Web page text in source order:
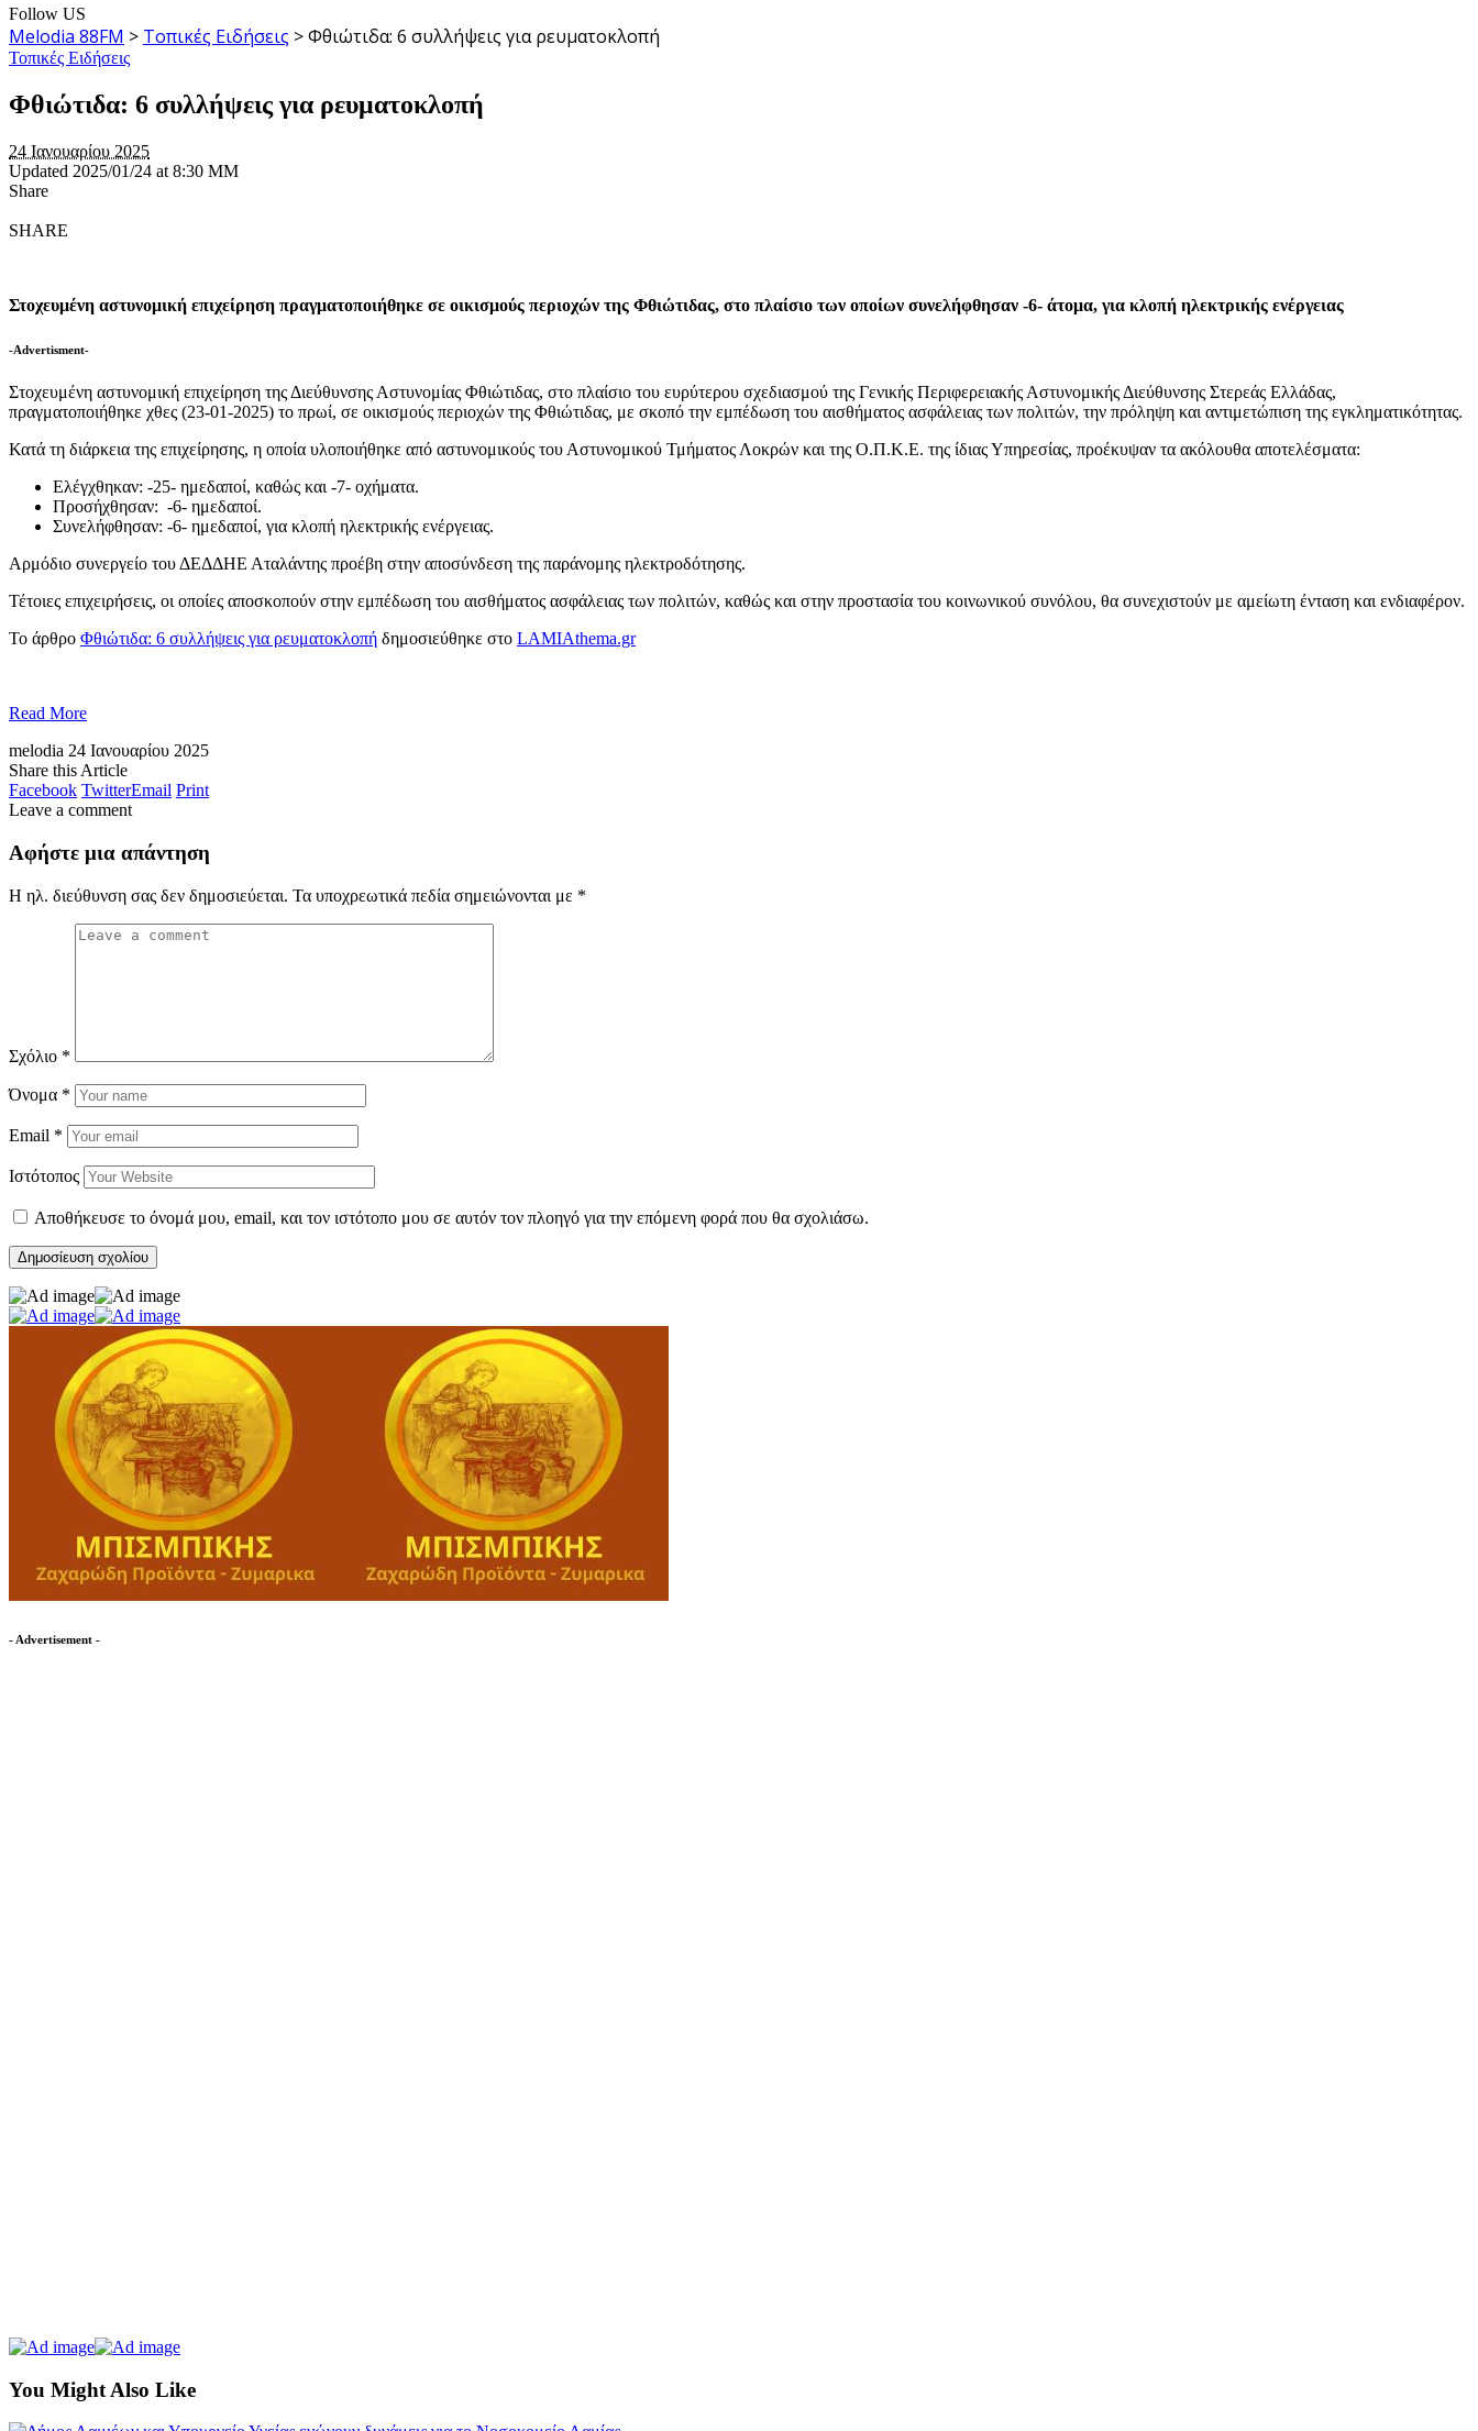
Follow US
Melodia 88FM > Τοπικές Ειδήσεις >Φθιώτιδα: 6 συλλήψεις για ρευματοκλοπή
Τοπικές Ειδήσεις
Φθιώτιδα: 6 συλλήψεις για ρευματοκλοπή
24 Ιανουαρίου 2025
Updated 2025/01/24 at 8:30 ΜΜ
Share
SHARE
Στοχευμένη αστυνομική επιχείρηση πραγματοποιήθηκε σε οικισμούς περιοχών της Φθιώτιδας, στο πλαίσιο των οποίων συνελήφθησαν -6- άτομα, για κλοπή ηλεκτρικής ενέργειας
-Advertisment-
Στοχευμένη αστυνομική επιχείρηση της Διεύθυνσης Αστυνομίας Φθιώτιδας, στο πλαίσιο του ευρύτερου σχεδιασμού της Γενικής Περιφερειακής Αστυνομικής Διεύθυνσης Στερεάς Ελλάδας,
πραγματοποιήθηκε χθες (23-01-2025) το πρωί, σε οικισμούς περιοχών της Φθιώτιδας, με σκοπό την εμπέδωση του αισθήματος ασφάλειας των πολιτών, την πρόληψη και αντιμετώπιση της εγκληματικότητας.
Κατά τη διάρκεια της επιχείρησης, η οποία υλοποιήθηκε από αστυνομικούς του Αστυνομικού Τμήματος Λοκρών και της Ο.Π.Κ.Ε. της ίδιας Υπηρεσίας, προέκυψαν τα ακόλουθα αποτελέσματα:
Ελέγχθηκαν: -25- ημεδαποί, καθώς και -7- οχήματα.
Προσήχθησαν: -6- ημεδαποί.
Συνελήφθησαν: -6- ημεδαποί, για κλοπή ηλεκτρικής ενέργειας.
Αρμόδιο συνεργείο του ΔΕΔΔΗΕ Αταλάντης προέβη στην αποσύνδεση της παράνομης ηλεκτροδότησης.
Τέτοιες επιχειρήσεις, οι οποίες αποσκοπούν στην εμπέδωση του αισθήματος ασφάλειας των πολιτών, καθώς και στην προστασία του κοινωνικού συνόλου, θα συνεχιστούν με αμείωτη ένταση και ενδιαφέρον.
Το άρθρο Φθιώτιδα: 6 συλλήψεις για ρευματοκλοπή δημοσιεύθηκε στο LAMIAthema.gr
Read More
melodia 24 Ιανουαρίου 2025
Share this Article
Facebook TwitterEmail Print
Leave a comment
Αφήστε μια απάντηση
Η ηλ. διεύθυνση σας δεν δημοσιεύεται. Τα υποχρεωτικά πεδία σημειώνονται με *
Σχόλιο *
Όνομα *
Email *
Ιστότοπος
Αποθήκευσε το όνομά μου, email, και τον ιστότοπο μου σε αυτόν τον πλοηγό για την επόμενη φορά που θα σχολιάσω.
- Advertisement -
You Might Also Like